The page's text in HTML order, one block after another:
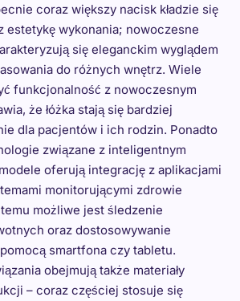
coraz większy nacisk kładzie się
estetykę wykonania; nowoczesne
się eleganckim wyglądem
do różnych wnętrz. Wiele
funkcjonalność z nowoczesnym
że łóżka stają się bardziej
dla pacjentów i ich rodzin. Ponadto
związane z inteligentnym
oferują integrację z aplikacjami
monitorującymi zdrowie
możliwe jest śledzenie
oraz dostosowywanie
pomocą smartfona czy tabletu.
obejmują także materiały
– coraz częściej stosuje się